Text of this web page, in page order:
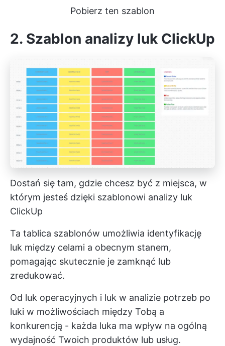
Pobierz ten szablon
2. Szablon analizy luk ClickUp
Dostań się tam, gdzie chcesz być z miejsca, w
którym jesteś dzięki szablonowi analizy luk
ClickUp
Ta tablica szablonów umożliwia identyfikację
luk między celami a obecnym stanem,
pomagając skutecznie je zamknąć lub
zredukować.
Od luk operacyjnych i luk w analizie potrzeb po
luki w możliwościach między Tobą a
konkurencją - każda luka ma wpływ na ogólną
wydajność Twoich produktów lub usług.